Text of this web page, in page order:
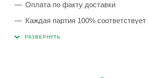
Оплата по факту доставки
Каждая партия 100%
Сервисные услуги: резка, гибка,